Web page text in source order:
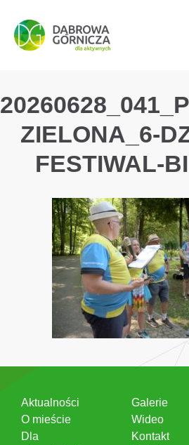
PRZEJDŹ DO MENU
PRZEJDŹ DO WYSZUKIWARKI
PRZEJDŹ DO TREŚCI
ZIELONA_6-
FESTIWAL-
Aktualności
O mieście
Dla
Galerie
Wideo
Kontakt